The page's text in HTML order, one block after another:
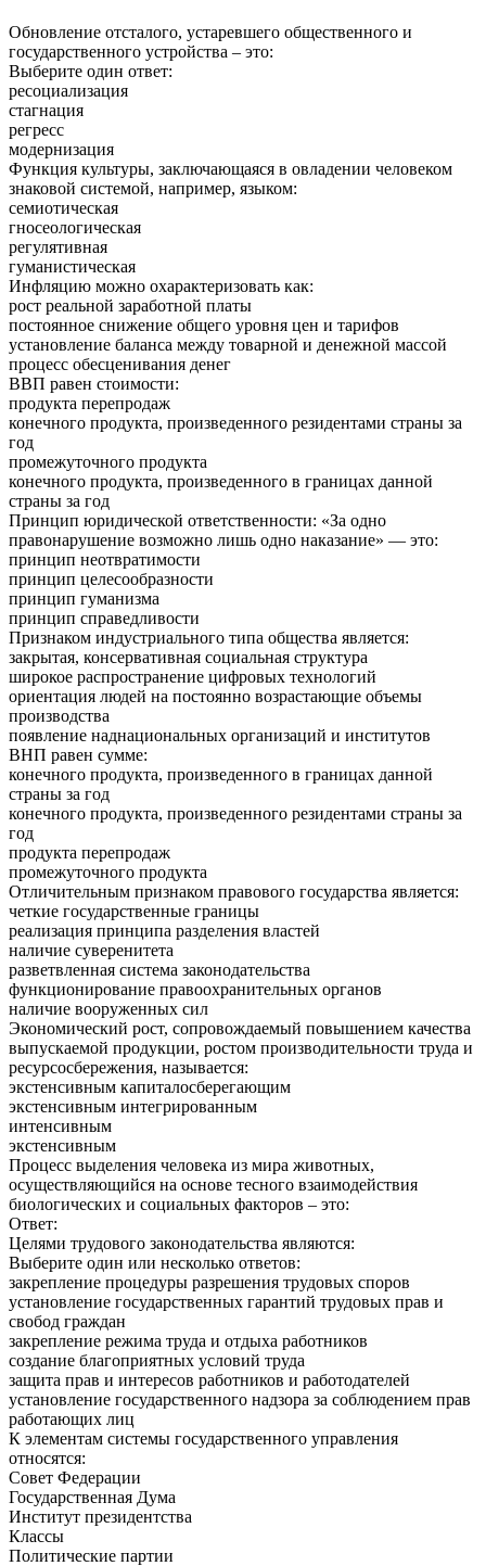
Обновление отсталого, устаревшего общественного и
государственного устройства – это:
Выберите один ответ:
ресоциализация
стагнация
регресс
модернизация
Функция культуры, заключающаяся в овладении человеком
знаковой системой, например, языком:
семиотическая
гносеологическая
регулятивная
гуманистическая
Инфляцию можно охарактеризовать как:
рост реальной заработной платы
постоянное снижение общего уровня цен и тарифов
установление баланса между товарной и денежной массой
процесс обесценивания денег
ВВП равен стоимости:
продукта перепродаж
конечного продукта, произведенного резидентами страны за
год
промежуточного продукта
конечного продукта, произведенного в границах данной
страны за год
Принцип юридической ответственности: «За одно
правонарушение возможно лишь одно наказание» — это:
принцип неотвратимости
принцип целесообразности
принцип гуманизма
принцип справедливости
Признаком индустриального типа общества является:
закрытая, консервативная социальная структура
широкое распространение цифровых технологий
ориентация людей на постоянно возрастающие объемы
производства
появление наднациональных организаций и институтов
ВНП равен сумме:
конечного продукта, произведенного в границах данной
страны за год
конечного продукта, произведенного резидентами страны за
год
продукта перепродаж
промежуточного продукта
Отличительным признаком правового государства является:
четкие государственные границы
реализация принципа разделения властей
наличие суверенитета
разветвленная система законодательства
функционирование правоохранительных органов
наличие вооруженных сил
Экономический рост, сопровождаемый повышением качества
выпускаемой продукции, ростом производительности труда и
ресурсосбережения, называется:
экстенсивным капиталосберегающим
экстенсивным интегрированным
интенсивным
экстенсивным
Процесс выделения человека из мира животных,
осуществляющийся на основе тесного взаимодействия
биологических и социальных факторов – это:
Ответ:
Целями трудового законодательства являются:
Выберите один или несколько ответов:
закрепление процедуры разрешения трудовых споров
установление государственных гарантий трудовых прав и
свобод граждан
закрепление режима труда и отдыха работников
создание благоприятных условий труда
защита прав и интересов работников и работодателей
установление государственного надзора за соблюдением прав
работающих лиц
К элементам системы государственного управления
относятся:
Совет Федерации
Государственная Дума
Институт президентства
Классы
Политические партии